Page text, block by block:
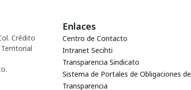
Crédito
Enlaces
Centro de Contacto
Intranet Secihti
Transparencia Sindicato
Sistema de Portales de Obligaciones de
Transparencia